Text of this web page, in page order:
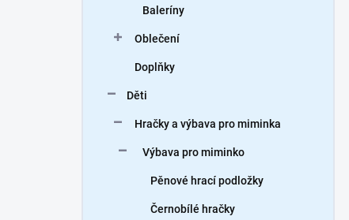
Baleríny
Oblečení
Doplňky
Děti
Hračky a výbava pro miminka
Výbava pro miminko
Pěnové hrací podložky
Černobílé hračky